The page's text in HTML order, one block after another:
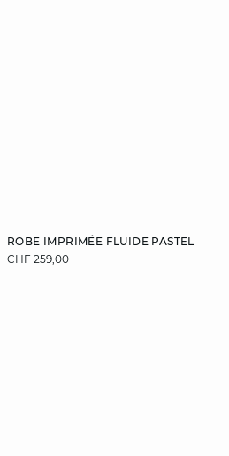
ROBE IMPRIMÉE FLUIDE PASTEL
CHF 259,00